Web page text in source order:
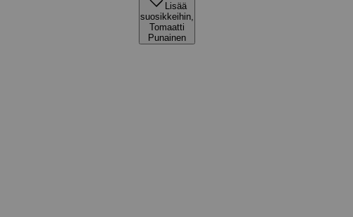
Lisää
suosikkeihin,
Tomaatti
Punainen